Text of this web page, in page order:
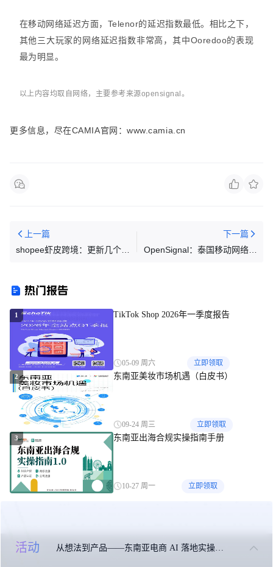
活动
在移动网络延迟方面，Telenor的延迟指数最低。相比之下，
其他三大玩家的网络延迟指数非常高，其中Ooredoo的表现
最为明显。
以上内容均取自网络，主要参考来源opensignal。
更多信息，尽在CAMIA官网：www.camia.cn
上一篇
shopee虾皮跨境：更新几个重
下一篇
OpenSignal：泰国移动网络现
热门报告
1 TikTok Shop 2026年一季度报告
05-09 周六 立即领取
2 东南亚美妆市场机遇（白皮书）
09-24 周三 立即领取
3 东南亚出海合规实操指南手册
10-27 周一 立即领取
关于我们 联系我们 免责申明